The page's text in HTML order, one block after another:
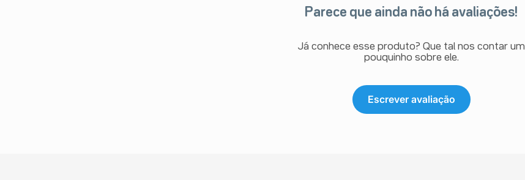
Parece que ainda não há avaliações!
Já conhece esse produto? Que tal nos contar um
pouquinho sobre ele.
Escrever avaliação